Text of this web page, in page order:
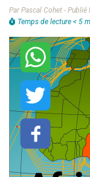
Par Pascal Cohet -
Temps de lecture < 5